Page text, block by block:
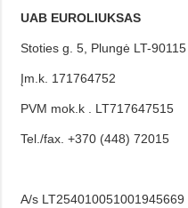
UAB EUROLIUKSAS
Stoties g. 5, Plungė LT-90115
Įm.k. 171764752
PVM mok.k . LT717647515
Tel./fax. +370 (448) 72015
A/s LT254010051001945669